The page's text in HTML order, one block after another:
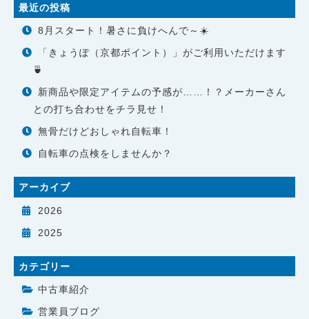
最近の投稿
8月スタート！暑さに負けへんで～☀️
「きょうぽ（京都ポイント）」がご利用いただけます
🍵
新商品や限定アイテムの予感が……！？メーカーさん
との打ち合わせをチラ見せ！
無骨だけどおしゃれ自転車！
自転車の点検をしませんか？
アーカイブ
2026
2025
カテゴリー
中古車紹介
営業員ブログ